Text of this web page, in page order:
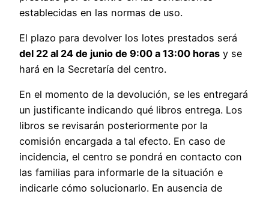
establecidas en las normas de uso.
El plazo para devolver los lotes prestados será
del 22 al 24 de junio de 9:00 a 13:00 horas y se
hará en la Secretaría del centro.
En el momento de la devolución, se les entregará
un justificante indicando qué libros entrega. Los
libros se revisarán posteriormente por la
comisión encargada a tal efecto. En caso de
incidencia, el centro se pondrá en contacto con
las familias para informarle de la situación e
indicarle cómo solucionarlo. En ausencia de